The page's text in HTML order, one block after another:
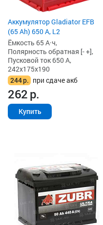
Аккумулятор Gladiator EFB
(65 Ah) 650 А, L2
Ёмкость 65 А·ч,
Полярность обратная [- +],
Пусковой ток 650 А,
242x175x190
244р. при сдаче акб
262р.
Купить